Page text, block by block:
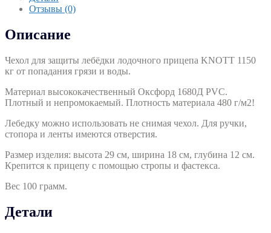
1150
арт.
827-
Отзывы (0)
Описание
Чехол для защиты лебёдки лодочного прицепа KNOTT 1150
кг от попадания грязи и воды.
Материал высококачественный Оксфорд 1680Д PVC.
Плотный и непромокаемый. Плотность материала 480 г/м2!
Лебедку можно использовать не снимая чехол. Для ручки,
стопора и ленты имеются отверстия.
Размер изделия: высота 29 см, ширина 18 см, глубина 12 см.
Крепится к прицепу с помощью стропы и фастекса.
Вес 100 грамм.
Детали